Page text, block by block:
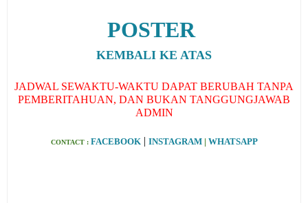
POSTER
KEMBALI KE ATAS
JADWAL SEWAKTU-WAKTU DAPAT BERUBAH TANPA
PEMBERITAHUAN, DAN BUKAN TANGGUNGJAWAB
ADMIN
CONTACT : FACEBOOK| INSTAGRAM| WHATSAPP